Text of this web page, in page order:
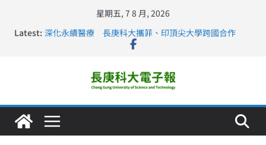
星期五, 7 8 月, 2026
Latest: 深化永續醫療 長庚科大攜菲、印頂尖大學跨國合作
長庚科大訪凱瑟醫療集團、美容學校收穫豐
仁德醫專與長庚科大締結策略聯盟 培育護理尖兵
長庚科大連四年穩居《遠見》醫學大學第5名 辦學實力再